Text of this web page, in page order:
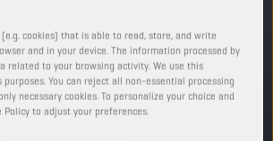
PONTO DE VENDA
cookies) that is able to read, store, and write
and in your device. The information processed by
related to your browsing activity. We use this
You can reject all non-essential processing
necessary cookies. To personalize your choice and
Policy to adjust your preferences.